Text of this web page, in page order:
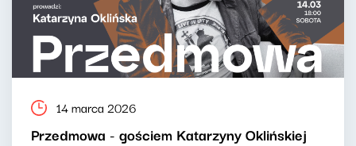
14 marca 2026
Przedmowa - gościem Katarzyny Oklińskiej